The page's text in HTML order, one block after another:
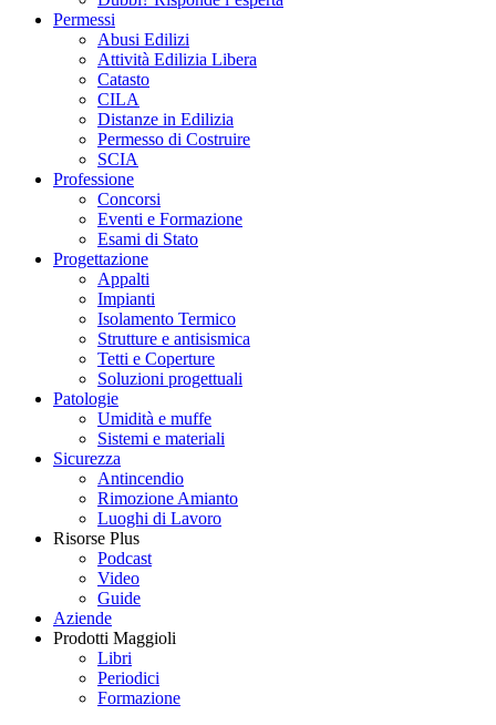
Permessi
Abusi Edilizi
Attività Edilizia Libera
Catasto
CILA
Distanze in Edilizia
Permesso di Costruire
SCIA
Professione
Concorsi
Eventi e Formazione
Esami di Stato
Progettazione
Appalti
Impianti
Isolamento Termico
Strutture e antisismica
Tetti e Coperture
Soluzioni progettuali
Patologie
Umidità e muffe
Sistemi e materiali
Sicurezza
Antincendio
Rimozione Amianto
Luoghi di Lavoro
Risorse Plus
Podcast
Video
Guide
Aziende
Prodotti Maggioli
Libri
Periodici
Formazione